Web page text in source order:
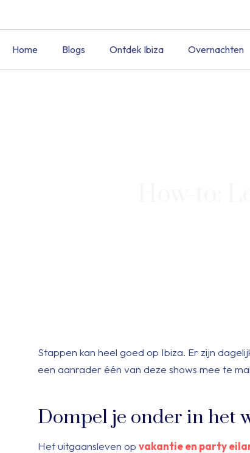
Home Blogs Ontdek Ibiza Overnachten
Stappen kan heel goed op Ibiza. Er zijn
een aanrader één van deze shows mee te
Dompel je onder in het
Het uitgaansleven op vakantie en party